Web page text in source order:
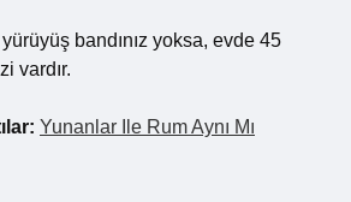
yürüyüş bandınız yoksa, evde 45
vardır.
Yunanlar Ile Rum Aynı Mı